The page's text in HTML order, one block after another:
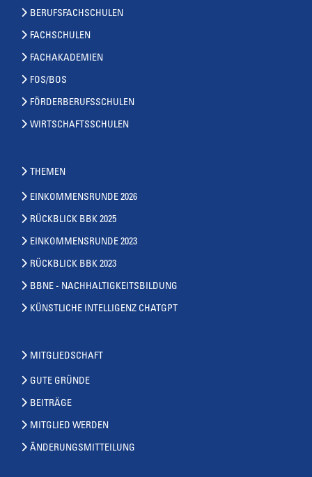
BERUFSFACHSCHULEN
FACHSCHULEN
FACHAKADEMIEN
FOS/BOS
FÖRDERBERUFSSCHULEN
WIRTSCHAFTSSCHULEN
THEMEN
EINKOMMENSRUNDE 2026
RÜCKBLICK BBK 2025
EINKOMMENSRUNDE 2023
RÜCKBLICK BBK 2023
BBNE - NACHHALTIGKEITSBILDUNG
KÜNSTLICHE INTELLIGENZ CHATGPT
MITGLIEDSCHAFT
GUTE GRÜNDE
BEITRÄGE
MITGLIED WERDEN
ÄNDERUNGSMITTEILUNG